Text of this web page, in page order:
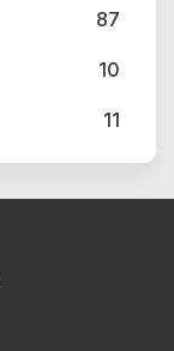
87
10
11